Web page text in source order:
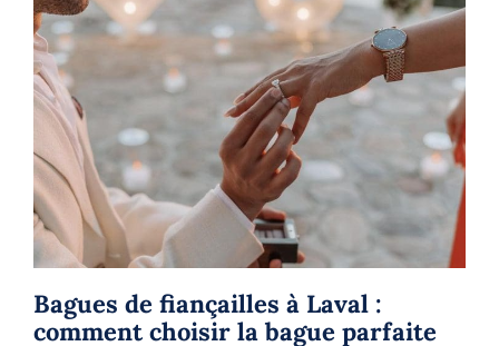
Bagues de fiançailles à Laval :
comment choisir la bague parfaite
pour votre histoire d’amour
Bagues
Bagues de fiançailles à Laval :
comment choisir la bague parfaite